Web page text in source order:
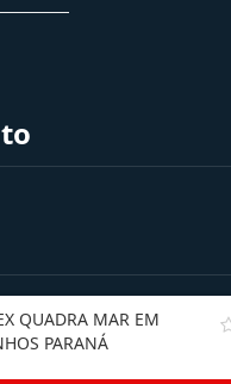
QUADRA MAR EM
PARANÁ